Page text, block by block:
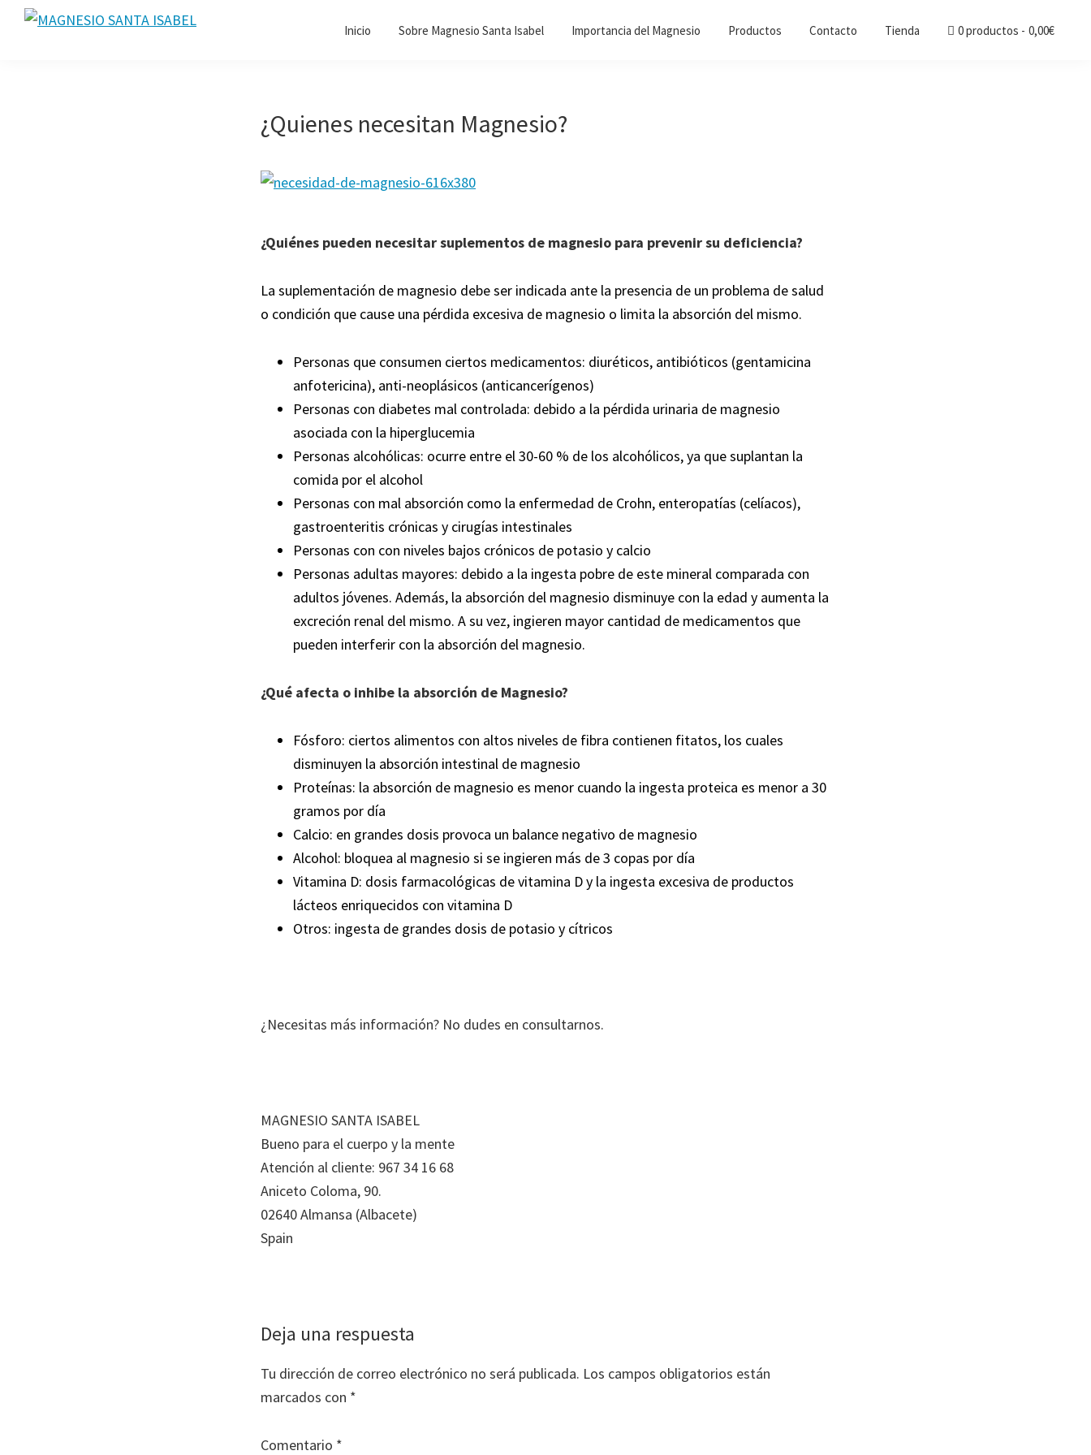
Saltar
Saltar
Saltar
Inicio Sobre Magnesio Santa Isabel Importancia del Magnesio Productos Contacto Tienda 0 productos 0,00€
¿Quienes necesitan Magnesio?
¿Quiénes pueden necesitar suplementos de magnesio para prevenir su deficiencia?
La suplementación de magnesio debe ser indicada ante la presencia de un problema de salud
o condición que cause una pérdida excesiva de magnesio o limita la absorción del mismo.
Personas que consumen ciertos medicamentos: diuréticos, antibióticos (gentamicina
anfotericina), anti-neoplásicos (anticancerígenos)
Personas con diabetes mal controlada: debido a la pérdida urinaria de magnesio
asociada con la hiperglucemia
Personas alcohólicas: ocurre entre el 30-60 % de los alcohólicos, ya que suplantan la
comida por el alcohol
Personas con mal absorción como la enfermedad de Crohn, enteropatías (celíacos),
gastroenteritis crónicas y cirugías intestinales
Personas con con niveles bajos crónicos de potasio y calcio
Personas adultas mayores: debido a la ingesta pobre de este mineral comparada con
adultos jóvenes. Además, la absorción del magnesio disminuye con la edad y aumenta la
excreción renal del mismo. A su vez, ingieren mayor cantidad de medicamentos que
pueden interferir con la absorción del magnesio.
¿Qué afecta o inhibe la absorción de Magnesio?
Fósforo: ciertos alimentos con altos niveles de fibra contienen fitatos, los cuales
disminuyen la absorción intestinal de magnesio
Proteínas: la absorción de magnesio es menor cuando la ingesta proteica es menor a 30
gramos por día
Calcio: en grandes dosis provoca un balance negativo de magnesio
Alcohol: bloquea al magnesio si se ingieren más de 3 copas por día
Vitamina D: dosis farmacológicas de vitamina D y la ingesta excesiva de productos
lácteos enriquecidos con vitamina D
Otros: ingesta de grandes dosis de potasio y cítricos
¿Necesitas más información? No dudes en consultarnos.
MAGNESIO SANTA ISABEL
Bueno para el cuerpo y la mente
Atención al cliente: 967 34 16 68
Aniceto Coloma, 90.
02640 Almansa (Albacete)
Spain
Interacciones
con
los
Deja una respuesta
Tu dirección de correo electrónico no será publicada. Los campos obligatorios están
marcados con *
Comentario *